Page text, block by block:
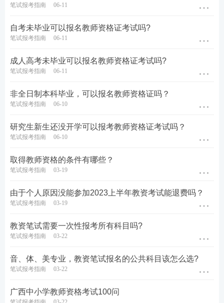
笔试报考指南 06-11
​自考未毕业可以报名教师资格证考试吗?
笔试报考指南 06-11
成人高考未毕业可以报名教师资格证考试吗?
笔试报考指南 06-11
非全日制本科毕业，可以报名教师资格证吗？
笔试报考指南 06-10
研究生新生还没开学可以报考教师资格证考试吗？
笔试报考指南 06-10
取得教师资格的条件有哪些？
笔试报考指南 03-19
由于个人原因没能参加2023上半年教资考试能退费吗？
笔试报考指南 03-19
教资笔试需要一次性报考所有科目吗?
笔试报考指南 03-22
音、体、美专业，教资笔试报名的公共科目该怎么选?
笔试报考指南 03-22
广西中小学教师资格考试100问